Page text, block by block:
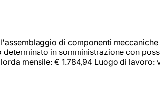
di componenti
in somministrazione con
mensile: € 1.784,94 Luogo di lavoro: